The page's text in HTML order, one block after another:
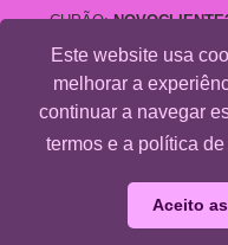
Este website usa
melhorar a
continuar a navegar
termos e a política
Aceito
CUPÃO:
+351 918
Rosto
Pacote Elimina Manchas